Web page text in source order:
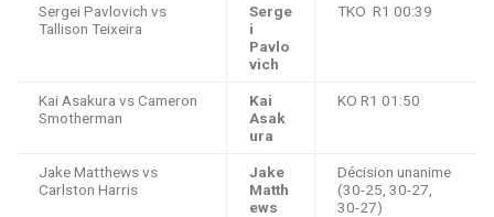
Sergei Pavlovich vs
Tallison Teixeira
Serge
i
Pavlo
vich
TKO R1 00:39
Kai Asakura vs Cameron
Smotherman
Kai
Asak
ura
KO R1 01:50
Jake Matthews vs
Carlston Harris
Jake
Matth
ews
Décision unanime
(30-25, 30-27,
30-27)